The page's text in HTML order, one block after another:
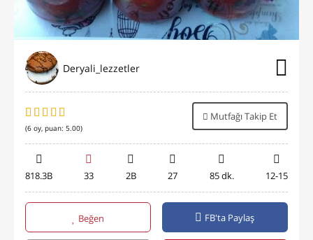
Deryali_lezzetler
(6 oy, puan: 5.00)
Mutfağı Takip Et
818.3B 33 2B 27 85 dk. 12-15
Beğen FB'ta Paylaş